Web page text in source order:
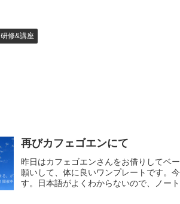
研修&講座
再びカフェゴエンにて
昨日はカフェゴエンさんをお借りしてベ
願いして、体に良いワンプレートです。
す。日本語がよくわからないので、ノー